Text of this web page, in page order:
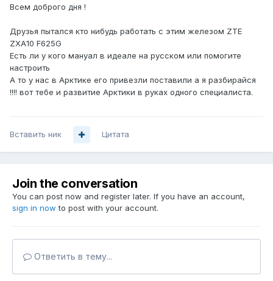
Всем доброго дня !
Друзья пытался кто нибудь работать с этим железом ZTE
ZXA10 F625G
Есть ли у кого мануал в идеале на русском или помогите
настроить
А то у нас в Арктике его привезли поставили а я разбирайся
!!!! вот тебе и развитие Арктики в руках одного специалиста.
Вставить ник Цитата
Join the conversation
You can post now and register later. If you have an account,
sign in now to post with your account.
Ответить в тему...